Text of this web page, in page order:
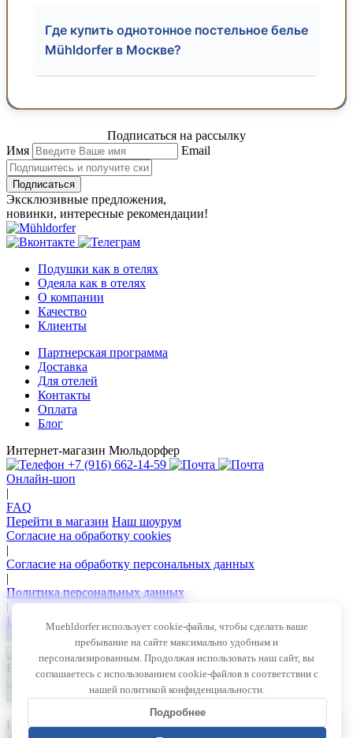
Где купить однотонное постельное белье
Mühldorfer в Москве?
Подписаться на рассылку
Имя
Email
Подписаться
Эксклюзивные предложения,
новинки, интересные рекомендации!
Подушки как в отелях
Одеяла как в отелях
О компании
Качество
Клиенты
Партнерская программа
Доставка
Для отелей
Контакты
Оплата
Блог
Интернет-магазин Мюльдорфер
+7 (916) 662-14-59
Онлайн-шоп
|
FAQ
Перейти в магазин Наш шоурум
Согласие на обработку cookies
|
Согласие на обработку персональных данных
|
Политика персональных данных
|
Политика конфиденциальности
Все права защищены © 2026 — Muehldorfer
Внимание! Секретные акции!
Подпишитесь на рассылку сейчас и не пропустите ни одного
Muehldorfer использует cookie-файлы, чтобы сделать ваше
пребывание на сайте максимально удобным и
персонализированным. Продолжая использовать наш сайт, вы
соглашаетесь с использованием cookie-файлов в соответствии с
нашей политикой конфиденциальности.
Подробнее